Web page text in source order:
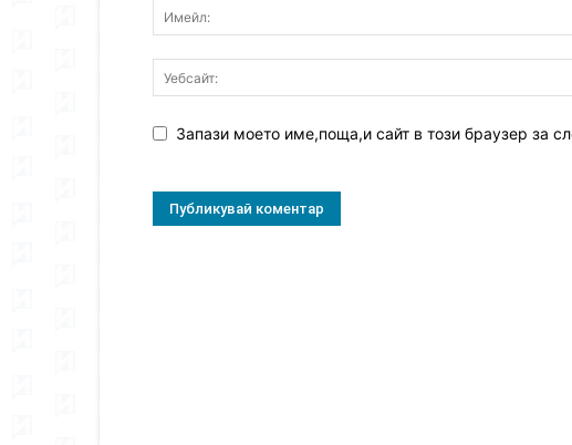
Запази моето име,поща,и сайт в този браузер за